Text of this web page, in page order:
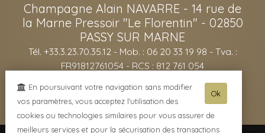
Champagne Alain NAVARRE - 14 rue de
la Marne Pressoir "Le Florentin" - 02850
PASSY SUR MARNE
Tél. +33.3.23.70.35.12 - Mob. : 06 20 33 19 98 - Tva. :
FR91812761054 - RCS : 812 761 054
- L'abus d'alcool est dangereux pour la santé, sachez consommer avec
modération - La vente d'alcool est interdite aux mineurs de -18ans -
Ok
En poursuivant votre navigation sans modifier
vos paramètres, vous acceptez l'utilisation des
cookies ou technologies similaires pour vous assurer de
meilleurs services et pour la sécurisation des transactions